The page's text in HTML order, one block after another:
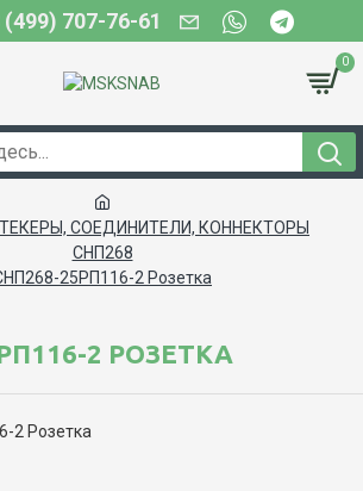
(499) 707-76-61
0
СОЕДИНИТЕЛИ, КОННЕКТОРЫ
СНП268
25РП116-2 Розетка
2 РОЗЕТКА